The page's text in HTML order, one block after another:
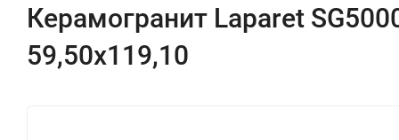
Керамогранит Laparet
59,50x119,10